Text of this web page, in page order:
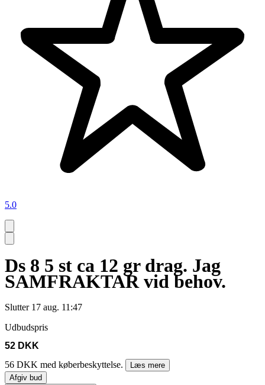
5.0
Ds 8 5 st ca 12 gr drag. Jag
SAMFRAKTAR vid behov.
Slutter 17 aug. 11:47
Udbudspris
52 DKK
56 DKK med køberbeskyttelse.
Læs mere
Afgiv bud